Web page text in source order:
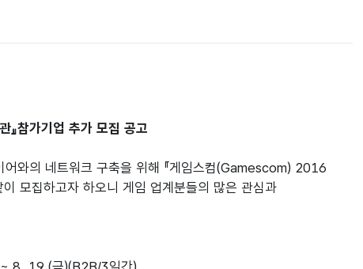
참가기업 추가 모집 공고
와의 네트워크 구축을 위해 『게임스컴(Gamescom) 2016
모집하고자 하오니 게임 업계분들의 많은 관심과